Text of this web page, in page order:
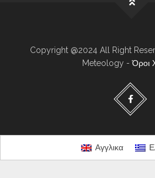
Copyright @2024 All Right
Meteology -Όροι
Αγγλικα